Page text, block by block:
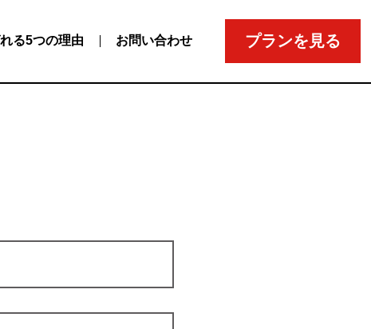
る5つの理由 お問い合わせ プランを見る